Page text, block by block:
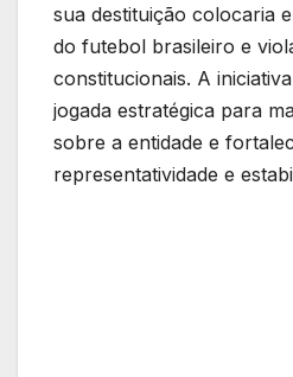
sua destituição colocaria
do futebol brasileiro e
constitucionais. A
jogada estratégica para
sobre a entidade e
representatividade e